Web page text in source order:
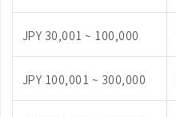
JPY 30,001 ~ 100,000
JPY 100,001 ~ 300,000